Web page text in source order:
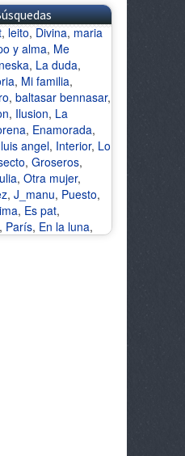
, leito, Divina, maria
y alma, Me
neska, La duda,
, Mi familia,
, baltasar bennasar,
, Ilusion, La
, Enamorada,
luis angel, Interior, Lo
, Groseros,
, Otra mujer,
, J_manu, Puesto,
, Es pat,
, París, En la luna,